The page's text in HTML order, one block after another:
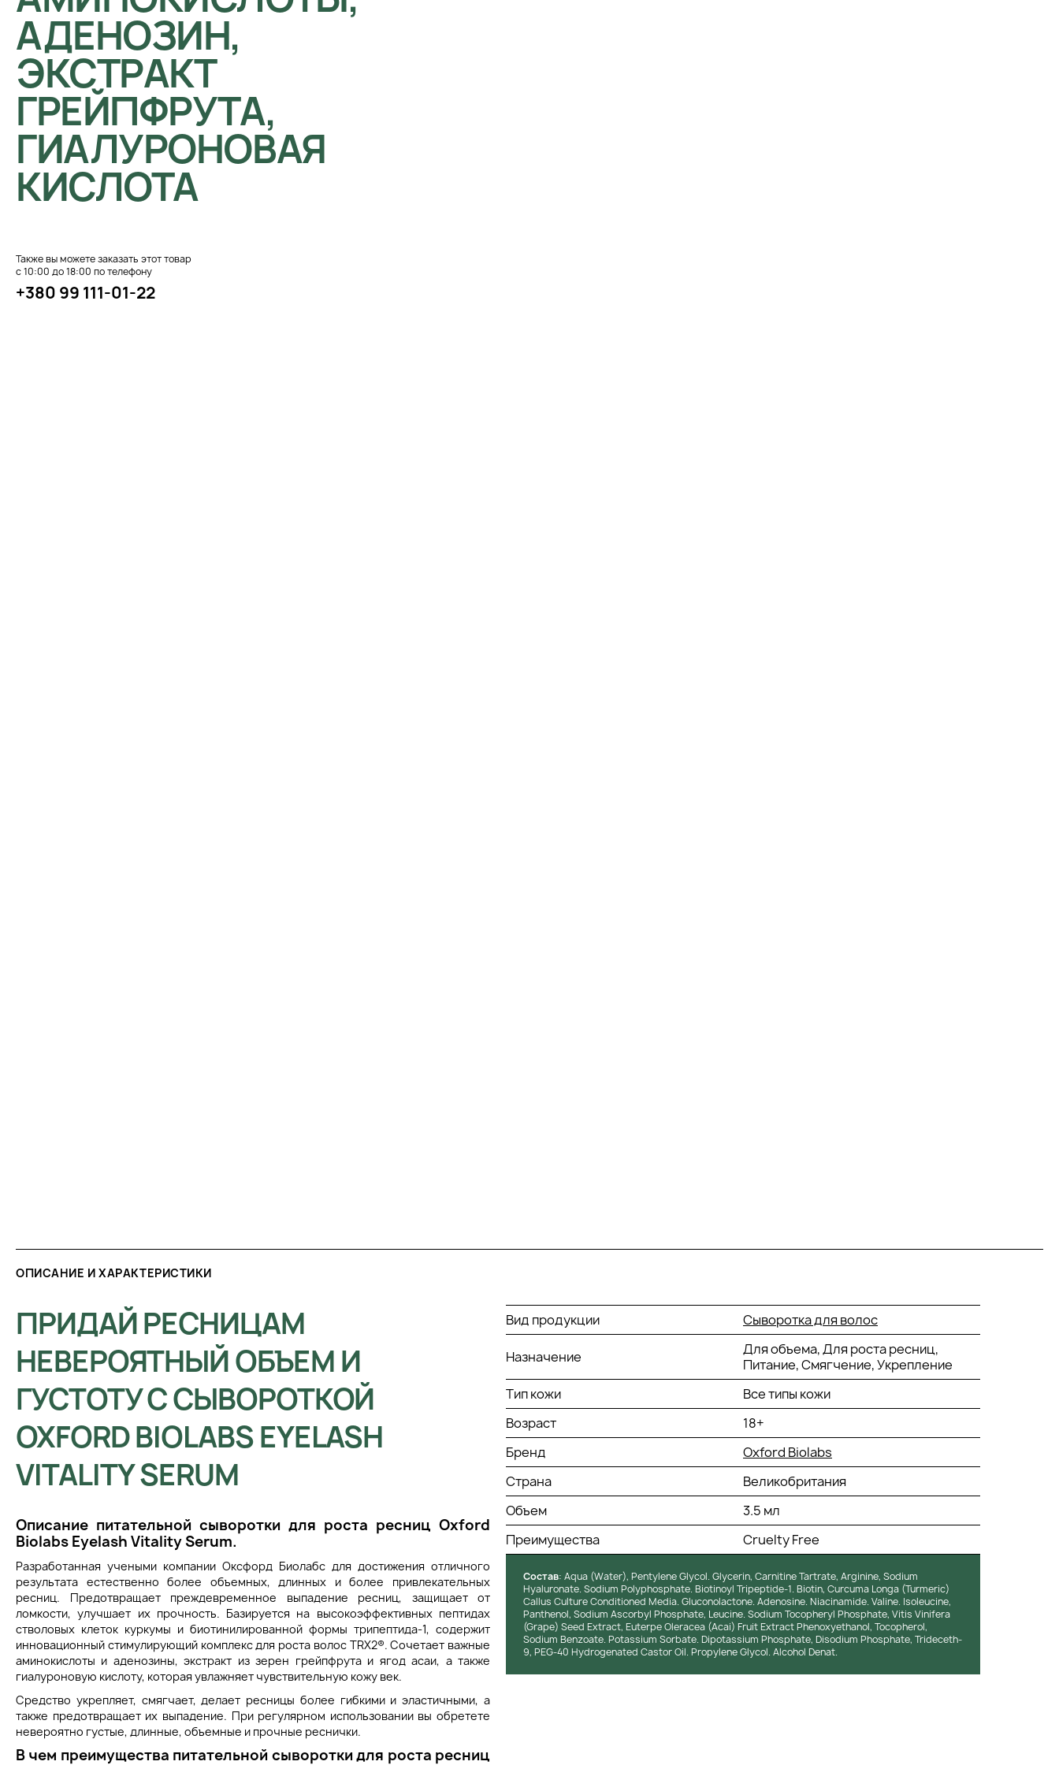
АДЕНОЗИН,
ЭКСТРАКТ
ГРЕЙПФРУТА,
ГИАЛУРОНОВАЯ
КИСЛОТА
Также вы можете заказать этот товар
с 10:00 до 18:00 по телефону
+380 99 111-01-22
ОПИСАНИЕ И ХАРАКТЕРИСТИКИ
ПРИДАЙ РЕСНИЦАМ
НЕВЕРОЯТНЫЙ ОБЪЕМ И
ГУСТОТУ С СЫВОРОТКОЙ
OXFORD BIOLABS EYELASH
VITALITY SERUM
Описание питательной сыворотки для роста ресниц Oxford
Biolabs Eyelash Vitality Serum.
Разработанная учеными компании Оксфорд Биолабс для достижения отличного
результата естественно более объемных, длинных и более привлекательных
ресниц. Предотвращает преждевременное выпадение ресниц, защищает от
ломкости, улучшает их прочность. Базируется на высокоэффективных пептидах
стволовых клеток куркумы и биотинилированной формы трипептида-1, содержит
инновационный стимулирующий комплекс для роста волос TRX2®. Сочетает важные
аминокислоты и аденозины, экстракт из зерен грейпфрута и ягод асаи, а также
гиалуроновую кислоту, которая увлажняет чувствительную кожу век.
Средство укрепляет, смягчает, делает ресницы более гибкими и эластичными, а
также предотвращает их выпадение. При регулярном использовании вы обретете
невероятно густые, длинные, объемные и прочные реснички.
В чем преимущества питательной сыворотки для роста ресниц
Вид продукции Сыворотка для волос
Назначение
Для объема, Для роста ресниц,
Питание, Смягчение, Укрепление
Тип кожи
Все типы кожи
Возраст
18+
Бренд
Oxford Biolabs
Страна
Великобритания
Объем
3.5 мл
Преимущества
Cruelty Free
Состав: Aqua (Water), Pentylene Glycol. Glycerin, Carnitine Tartrate, Arginine, Sodium
Hyaluronate. Sodium Polyphosphate. Biotinoyl Tripeptide-1. Biotin, Curcuma Longa (Turmeric)
Callus Culture Conditioned Media. Gluconolactone. Adenosine. Niacinamide. Valine. Isoleucine,
Panthenol, Sodium Ascorbyl Phosphate, Leucine. Sodium Tocopheryl Phosphate, Vitis Vinifera
(Grape) Seed Extract, Euterpe Oleracea (Acai) Fruit Extract Phenoxyethanol, Tocopherol,
Sodium Benzoate. Potassium Sorbate. Dipotassium Phosphate, Disodium Phosphate, Trideceth-
9, PEG-40 Hydrogenated Castor Oil. Propylene Glycol. Alcohol Denat.